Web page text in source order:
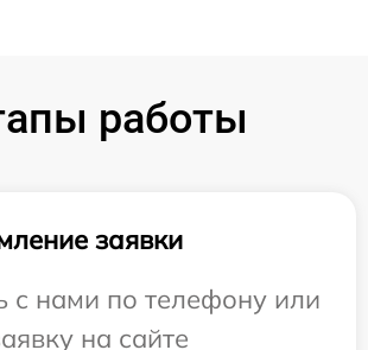
работы
заявки
с нами по телефону или
на сайте